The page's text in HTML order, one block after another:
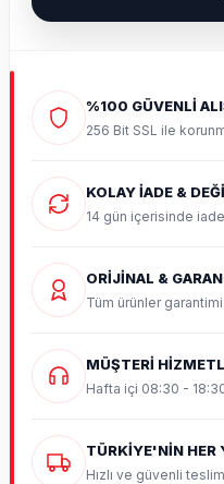
%100 GÜVENLİ
256 Bit SSL ile
KOLAY İADE &
14 gün içerisinde iade
ORİJİNAL &
Tüm ürünler
MÜŞTERİ
Hafta içi 08:30 -
TÜRKİYE'NİN HER
Hızlı ve güvenli